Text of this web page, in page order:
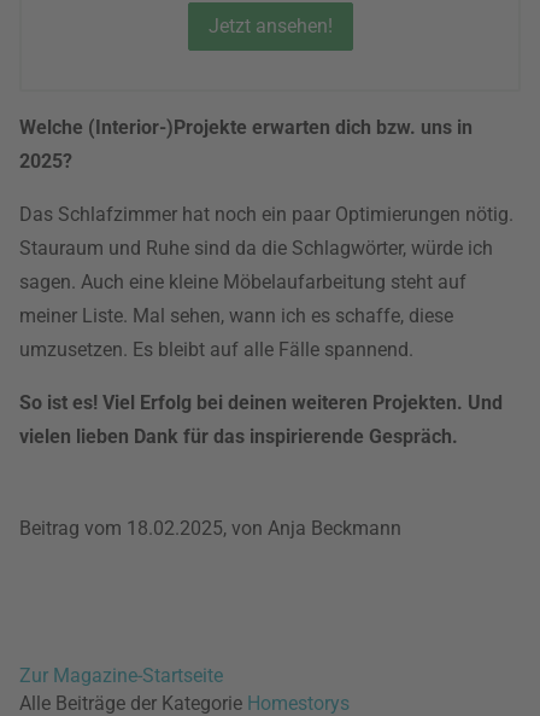
Jetzt ansehen!
Welche (Interior-)Projekte erwarten dich bzw. uns in
2025?
Das Schlafzimmer hat noch ein paar Optimierungen nötig.
Stauraum und Ruhe sind da die Schlagwörter, würde ich
sagen. Auch eine kleine Möbelaufarbeitung steht auf
meiner Liste. Mal sehen, wann ich es schaffe, diese
umzusetzen. Es bleibt auf alle Fälle spannend.
So ist es! Viel Erfolg bei deinen weiteren Projekten. Und
vielen lieben Dank für das inspirierende Gespräch.
Beitrag vom 18.02.2025, von Anja Beckmann
Zur Magazine-Startseite
Alle Beiträge der Kategorie Homestorys